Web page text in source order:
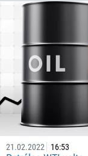
21.02.2022 16:53
229
1441
591
387